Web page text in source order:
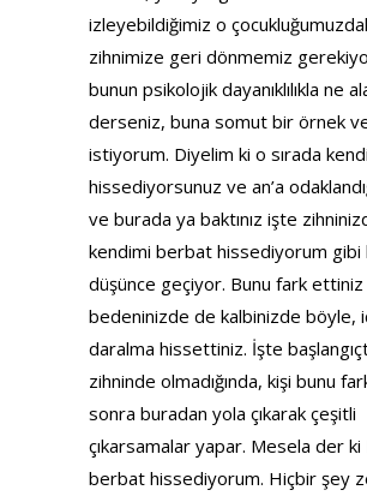
izleyebildiğimiz o
zihnimize geri dönmemiz
bunun psikolojik dayanıklılıkla ne
derseniz, buna somut bir örnek
istiyorum. Diyelim ki o sırada
hissediyorsunuz ve an’a
ve burada ya baktınız işte
kendimi berbat hissediyorum gibi
düşünce geçiyor. Bunu fark
bedeninizde de kalbinizde böyle,
daralma hissettiniz. İşte
zihninde olmadığında, kişi bunu
sonra buradan yola çıkarak çeşitli
çıkarsamalar yapar. Mesela der ki
berbat hissediyorum. Hiçbir şey